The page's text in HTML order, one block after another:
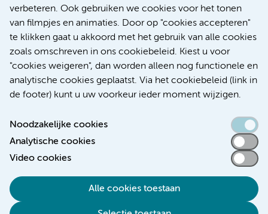
verbeteren. Ook gebruiken we cookies voor het tonen
van filmpjes en animaties. Door op "cookies accepteren"
te klikken gaat u akkoord met het gebruik van alle cookies
zoals omschreven in ons cookiebeleid. Kiest u voor
"cookies weigeren", dan worden alleen nog functionele en
analytische cookies geplaatst. Via het cookiebeleid (link in
de footer) kunt u uw voorkeur ieder moment wijzigen.
Noodzakelijke cookies
Analytische cookies
Video cookies
Alle cookies toestaan
Meer
Toegankelijkheidsverklaring
Algemene privacyverklaring